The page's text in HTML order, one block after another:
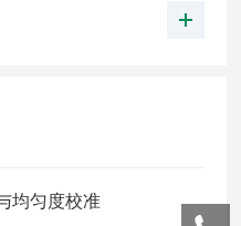
均匀度校准